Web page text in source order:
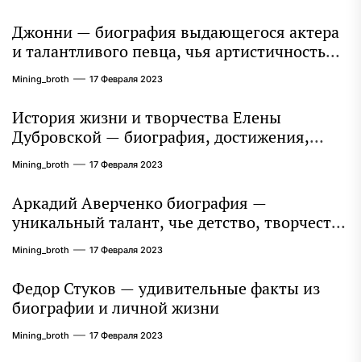
Джонни — биография выдающегося актера
и талантливого певца, чья артистичность
захватывает миллионы сердец
Mining_broth 17 Февраля 2023
История жизни и творчества Елены
Дубровской — биография, достижения,
интересные факты
Mining_broth 17 Февраля 2023
Аркадий Аверченко биография —
уникальный талант, чье детство, творчество
и литературное наследие продолжают
восхищать миллионы
Mining_broth 17 Февраля 2023
Федор Стуков — удивительные факты из
биографии и личной жизни
Mining_broth 17 Февраля 2023